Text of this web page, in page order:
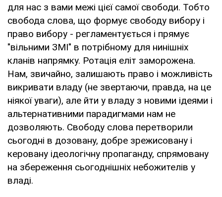
для нас з вами межі цієї самої свободи. Тобто
свобода слова, що формує свободу вибору і
право вибору - регламентується і прямує
"вільними ЗМІ" в потрібному для нинішніх
кланів напрямку. Ротація еліт заморожена.
Нам, звичайно, залишають право і можливість
викривати владу (не звертаючи, правда, на це
ніякої уваги), але йти у владу з новими ідеями і
альтернативними парадигмами нам не
дозволяють. Свободу слова перетворили
сьогодні в дозовану, добре зрежисовану і
керовану ідеологічну пропаганду, спрямовану
на збереження сьогоднішніх небожителів у
владі.